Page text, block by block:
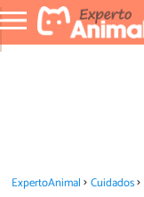
ExpertoAnimal Cuidados